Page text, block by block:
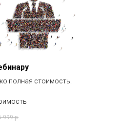
полная стоимость.
999 р.